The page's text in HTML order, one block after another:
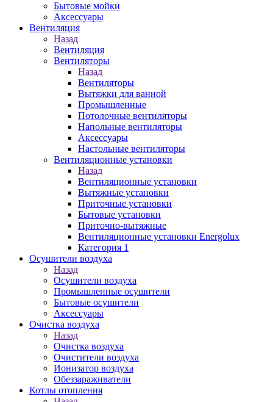
Бытовые мойки
Аксессуары
Вентиляция
Назад
Вентиляция
Вентиляторы
Назад
Вентиляторы
Вытяжки для ванной
Промышленные
Потолочные вентиляторы
Напольные вентиляторы
Аксессуары
Настольные вентиляторы
Вентиляционные установки
Назад
Вентиляционные установки
Вытяжные установки
Приточные установки
Бытовые установки
Приточно-вытяжные
Вентиляционные установки Energolux
Категория 1
Осушители воздуха
Назад
Осушители воздуха
Промышленные осушители
Бытовые осушители
Аксессуары
Очистка воздуха
Назад
Очистка воздуха
Очистители воздуха
Ионизатор воздуха
Обеззараживатели
Котлы отопления